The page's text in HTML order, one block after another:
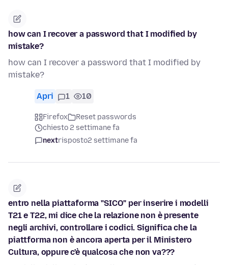
how can I recover a password that I modified by
mistake?
how can I recover a password that I modified by
mistake?
Apri 1 10
Firefox
Reset passwords
chiesto 2 settimane fa
nextrisposto2 settimane fa
entro nella piattaforma "SICO" per inserire i modelli
T21 e T22, mi dice che la relazione non è presente
negli archivi, controllare i codici. Significa che la
piattforma non è ancora aperta per il Ministero
Cultura, oppure c'è qualcosa che non va???